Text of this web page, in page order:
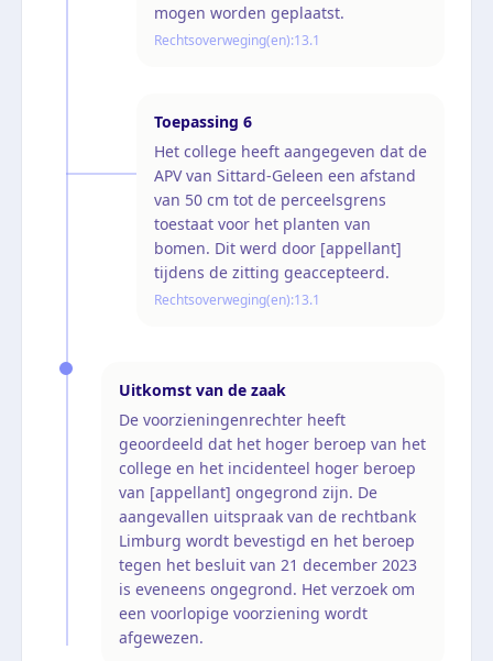
mogen worden geplaatst.
Rechtsoverweging(en):13.1
Toepassing 6
Het college heeft aangegeven dat de
APV van Sittard-Geleen een afstand
van 50 cm tot de perceelsgrens
toestaat voor het planten van
bomen. Dit werd door [appellant]
tijdens de zitting geaccepteerd.
Rechtsoverweging(en):13.1
Uitkomst van de zaak
De voorzieningenrechter heeft
geoordeeld dat het hoger beroep van het
college en het incidenteel hoger beroep
van [appellant] ongegrond zijn. De
aangevallen uitspraak van de rechtbank
Limburg wordt bevestigd en het beroep
tegen het besluit van 21 december 2023
is eveneens ongegrond. Het verzoek om
een voorlopige voorziening wordt
afgewezen.